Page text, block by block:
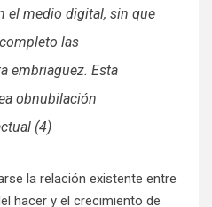
el medio digital, sin que
las
embriaguez. Esta
obnubilación
(4)
la relación existente entre
hacer y el crecimiento de